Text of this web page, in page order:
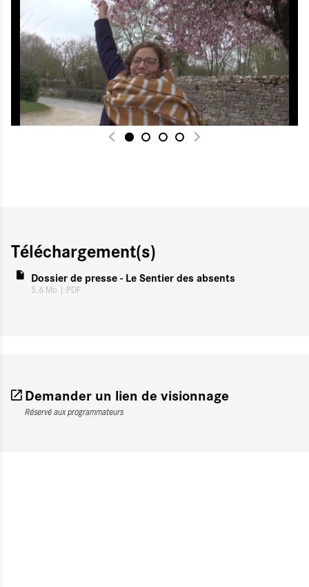
Téléchargement(s)
Dossier de presse - Le Sentier des absents
5.6 Mo | PDF
Demander un lien de visionnage
Réservé aux programmateurs